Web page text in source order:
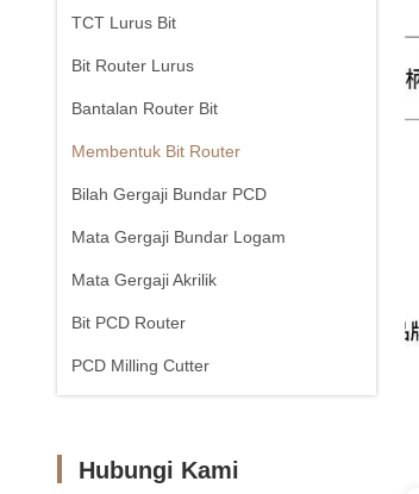
TCT Lurus Bit
Bit Router Lurus
Bantalan Router Bit
Membentuk Bit Router
Bilah Gergaji Bundar PCD
Mata Gergaji Bundar Logam
Mata Gergaji Akrilik
Bit PCD Router
PCD Milling Cutter
Hubungi Kami